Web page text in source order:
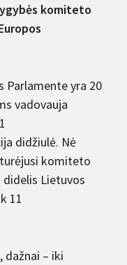
komiteto
Parlamente yra 20
vadovauja
didžiulė. Nė
komiteto
didelis Lietuvos
11
– iki